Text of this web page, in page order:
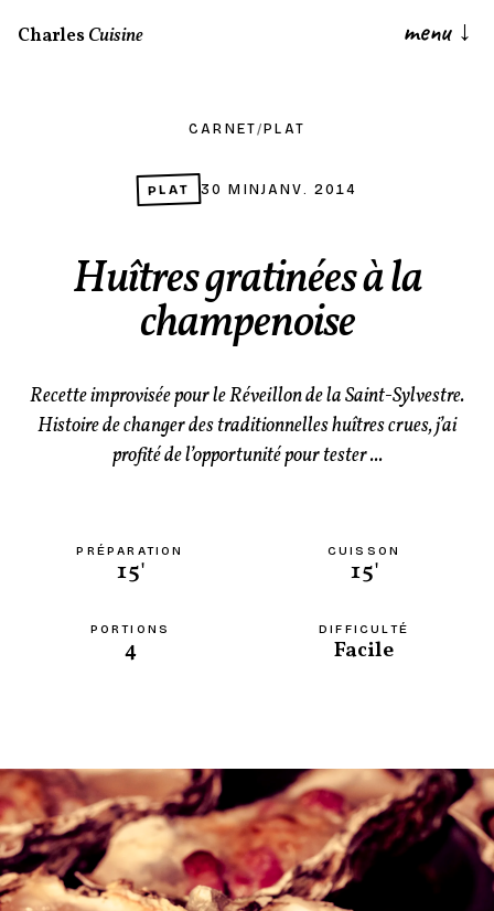
CharlesCuisine menu ↓
CARNET/ PLAT
PLAT 30 MIN JANV. 2014
Huîtres gratinées à la
champenoise
Recette improvisée pour le Réveillon de la Saint-Sylvestre.
Histoire de changer des traditionnelles huîtres crues, j’ai
profité de l’opportunité pour tester ...
PRÉPARATION
15'
CUISSON
15'
PORTIONS
4
DIFFICULTÉ
Facile